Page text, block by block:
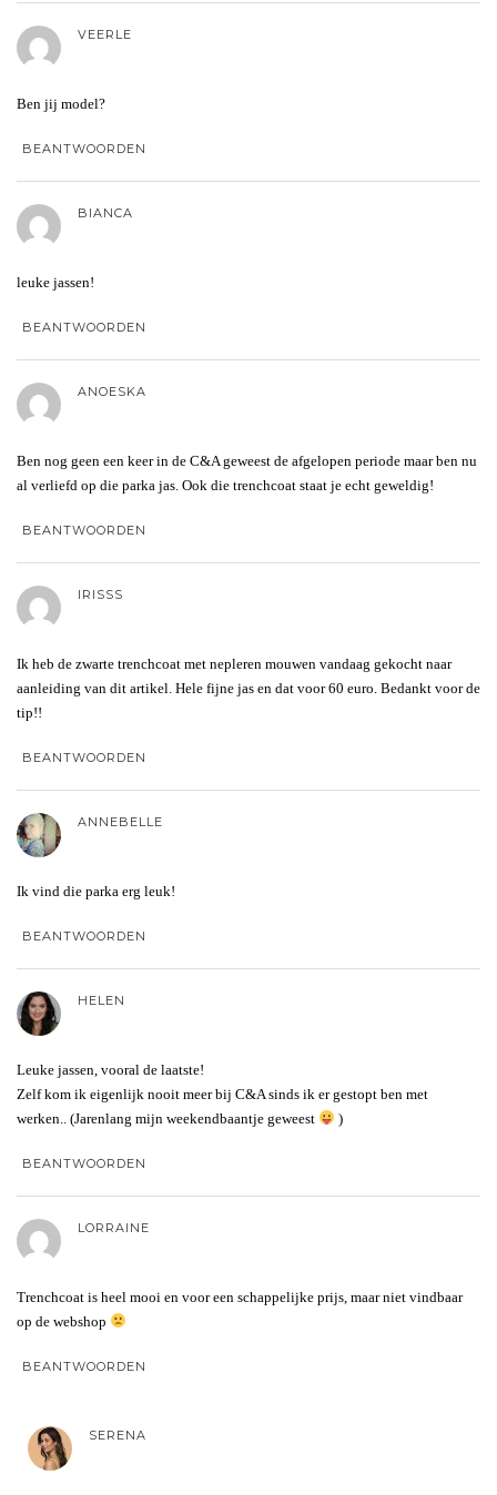
VEERLE
Ben jij model?
BEANTWOORDEN
BIANCA
leuke jassen!
BEANTWOORDEN
ANOESKA
Ben nog geen een keer in de C&A geweest de afgelopen periode maar ben nu
al verliefd op die parka jas. Ook die trenchcoat staat je echt geweldig!
BEANTWOORDEN
IRISSS
Ik heb de zwarte trenchcoat met nepleren mouwen vandaag gekocht naar
aanleiding van dit artikel. Hele fijne jas en dat voor 60 euro. Bedankt voor de
tip!!
BEANTWOORDEN
ANNEBELLE
Ik vind die parka erg leuk!
BEANTWOORDEN
HELEN
Leuke jassen, vooral de laatste!
Zelf kom ik eigenlijk nooit meer bij C&A sinds ik er gestopt ben met
werken.. (Jarenlang mijn weekendbaantje geweest
)
BEANTWOORDEN
LORRAINE
Trenchcoat is heel mooi en voor een schappelijke prijs, maar niet vindbaar
op de webshop
BEANTWOORDEN
SERENA